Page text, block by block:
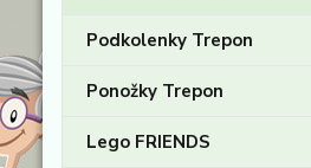
Podkolenky Trepon
Ponožky Trepon
Lego FRIENDS